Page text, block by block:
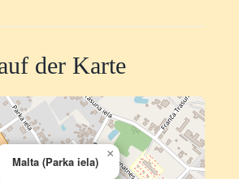
der Karte
Malta (Parka iela)
×